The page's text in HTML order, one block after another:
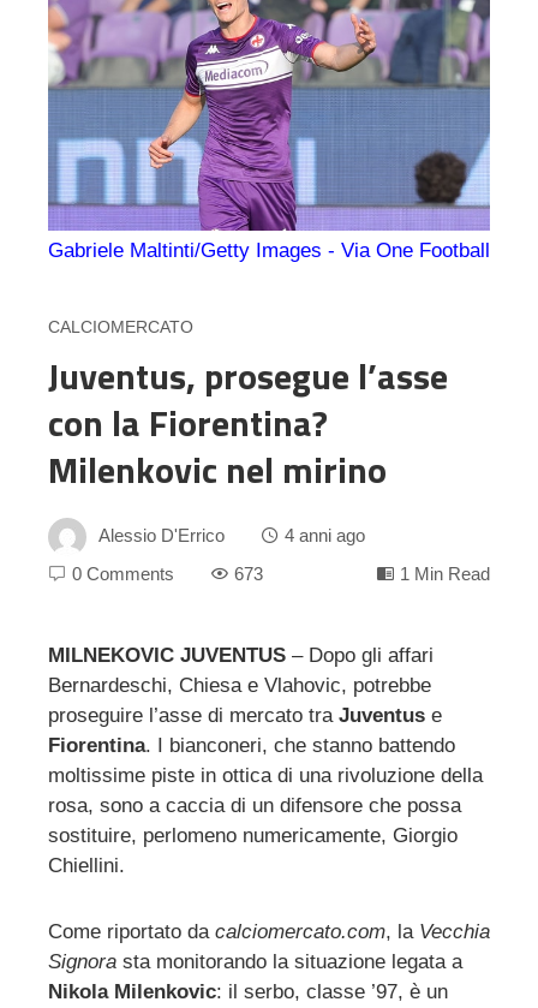
Gabriele Maltinti/Getty Images - Via One Football
CALCIOMERCATO
Juventus, prosegue l’asse
con la Fiorentina?
Milenkovic nel mirino
Alessio D'Errico
4 anni ago
0 Comments
673 1 Min Read
MILNEKOVIC JUVENTUS – Dopo gli affari
Bernardeschi, Chiesa e Vlahovic, potrebbe
proseguire l’asse di mercato tra Juventus e
Fiorentina. I bianconeri, che stanno battendo
moltissime piste in ottica di una rivoluzione della
rosa, sono a caccia di un difensore che possa
sostituire, perlomeno numericamente, Giorgio
Chiellini.
Come riportato da calciomercato.com, la Vecchia
Signora sta monitorando la situazione legata a
Nikola Milenkovic: il serbo, classe ’97, è un